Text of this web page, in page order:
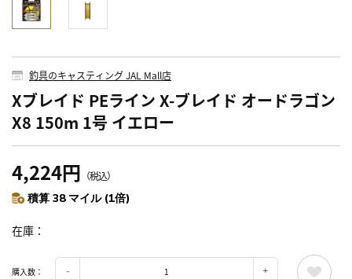
釣具のキャスティング JAL Mall店
Xブレイド PEライン X-ブレイド オードラゴン
X8 150m 1号 イエロー
4,224円 （税込）
積算 38 マイル (1倍)
在庫
購入数：